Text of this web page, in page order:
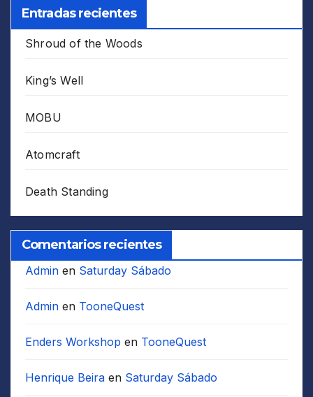
Entradas recientes
Shroud of the Woods
King’s Well
MOBU
Atomcraft
Death Standing
Comentarios recientes
Admin en Saturday Sábado
Admin en TooneQuest
Enders Workshop en TooneQuest
Henrique Beira en Saturday Sábado